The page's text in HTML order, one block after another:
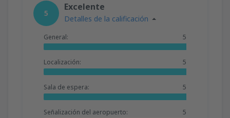
5
Excelente
Detalles de la calificación
General: 5
Localización: 5
Sala de espera: 5
Señalización del aeropuerto: 5